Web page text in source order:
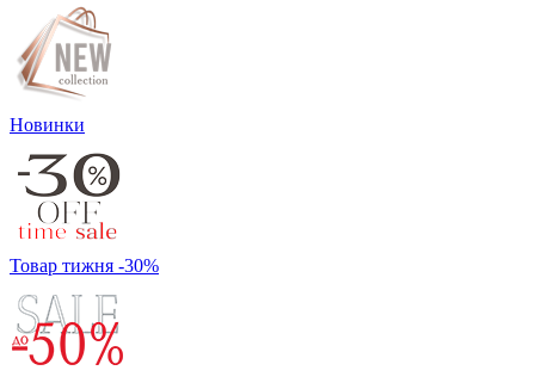
Новинки
Товар тижня -30%